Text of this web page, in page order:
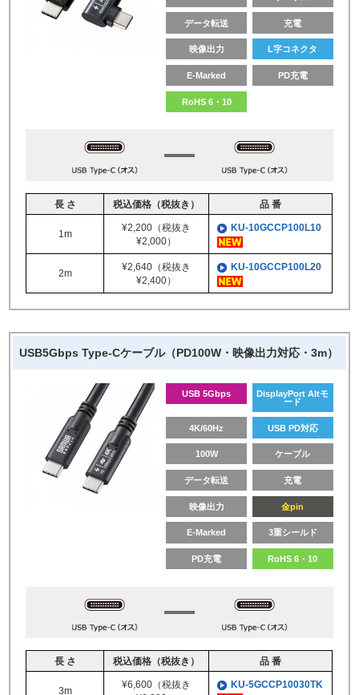
データ転送 充電
映像出力 L字コネクタ
E-Marked PD充電
RoHS 6・10
長 さ 税込価格（税抜き） 品 番
1m
¥2,200（税抜き
¥2,000）
KU-10GCCP100L10
2m
¥2,640（税抜き
¥2,400）
KU-10GCCP100L20
USB5Gbps Type-Cケーブル（PD100W・映像出力対応・3m）
USB 5Gbps
DisplayPort Altモ
ード
4K/60Hz USB PD対応
100W ケーブル
データ転送 充電
映像出力 金pin
E-Marked 3重シールド
PD充電 RoHS 6・10
長 さ 税込価格（税抜き） 品 番
3m
¥6,600（税抜き
KU-5GCCP10030TK